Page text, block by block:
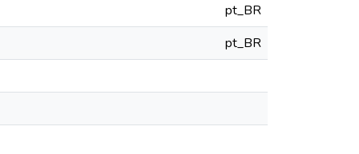
pt_BR
pt_BR